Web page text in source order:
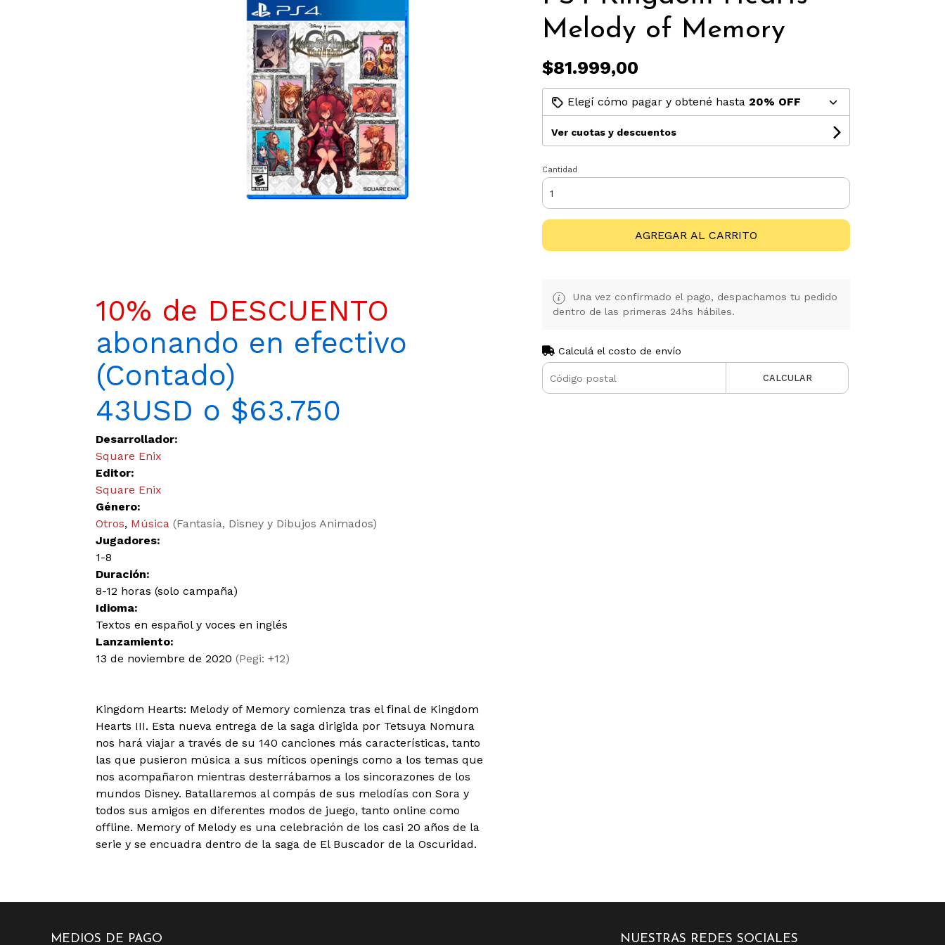
10% de DESCUENTO
abonando en efectivo
(Contado)
43USD o $63.750
Desarrollador:
Square Enix
Editor:
Square Enix
Género:
Otros, Música (Fantasía, Disney y Dibujos Animados)
Jugadores:
1-8
Duración:
8-12 horas (solo campaña)
Idioma:
Textos en español y voces en inglés
Lanzamiento:
13 de noviembre de 2020 (Pegi: +12)
Kingdom Hearts: Melody of Memory comienza tras el final de Kingdom
Hearts III. Esta nueva entrega de la saga dirigida por Tetsuya Nomura
nos hará viajar a través de su 140 canciones más características, tanto
las que pusieron música a sus míticos openings como a los temas que
nos acompañaron mientras desterrábamos a los sincorazones de los
mundos Disney. Batallaremos al compás de sus melodías con Sora y
todos sus amigos en diferentes modos de juego, tanto online como
offline. Memory of Melody es una celebración de los casi 20 años de la
serie y se encuadra dentro de la saga de El Buscador de la Oscuridad.
Melody of Memory
$81.999,00
Elegí cómo pagar y obtené hasta 20% OFF
Ver cuotas y descuentos
Cantidad
AGREGAR AL CARRITO
Una vez confirmado el pago, despachamos tu pedido
dentro de las primeras 24hs hábiles.
Calculá el costo de envío
CALCULAR
MEDIOS DE PAGO NUESTRAS REDES SOCIALES